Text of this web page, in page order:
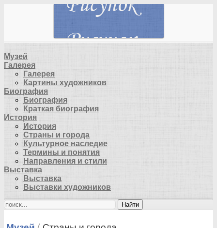
Музей
Галерея
Галерея
Картины художников
Биография
Биография
Краткая биография
История
История
Страны и города
Культурное наследие
Термины и понятия
Направления и стили
Выставка
Выставка
Выставки художников
Найти